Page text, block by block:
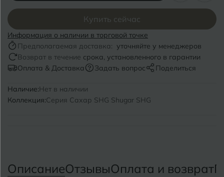
Купить сейчас
Информация о наличии в торговой точке
Предполагаемая доставка: уточняйте у менеджеров
Возврат в течение срока, установленного в гарантии
Оплата & Доставка
Задать вопрос Поделиться
Наличие:Нет в наличии
Коллекция:Серия Сахар SHG Shugar SHG
ОписаниеОтзывыОплата и возврат
Воронеж
Воткинск
Г Геленджик
Екатеринбург
Сосновый Бор
Сочи
Сыктывкар
Тимашевск